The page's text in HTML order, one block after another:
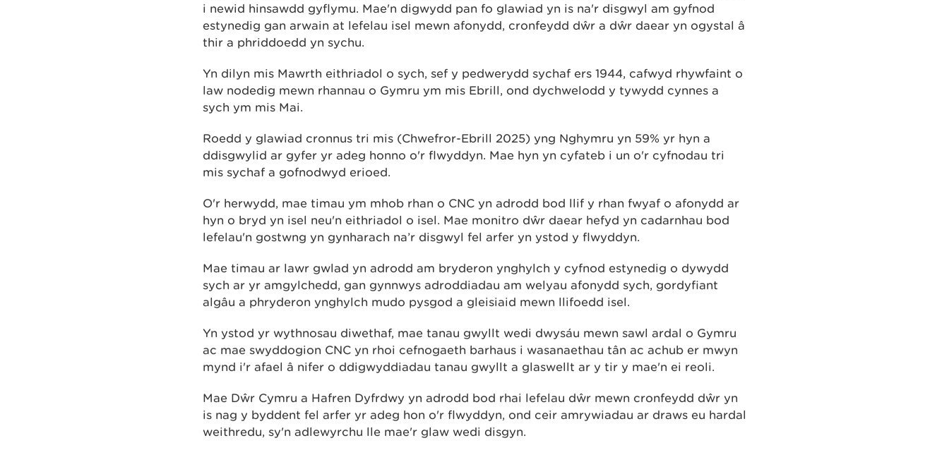
i newid hinsawdd gyflymu. Mae'n digwydd pan fo glawiad yn is na'r disgwyl am gyfnod
estynedig gan arwain at lefelau isel mewn afonydd, cronfeydd dŵr a dŵr daear yn ogystal â
thir a phriddoedd yn sychu.
Yn dilyn mis Mawrth eithriadol o sych, sef y pedwerydd sychaf ers 1944, cafwyd rhywfaint o
law nodedig mewn rhannau o Gymru ym mis Ebrill, ond dychwelodd y tywydd cynnes a
sych ym mis Mai.
Roedd y glawiad cronnus tri mis (Chwefror-Ebrill 2025) yng Nghymru yn 59% yr hyn a
ddisgwylid ar gyfer yr adeg honno o'r flwyddyn. Mae hyn yn cyfateb i un o'r cyfnodau tri
mis sychaf a gofnodwyd erioed.
O'r herwydd, mae timau ym mhob rhan o CNC yn adrodd bod llif y rhan fwyaf o afonydd ar
hyn o bryd yn isel neu'n eithriadol o isel. Mae monitro dŵr daear hefyd yn cadarnhau bod
lefelau'n gostwng yn gynharach na’r disgwyl fel arfer yn ystod y flwyddyn.
Mae timau ar lawr gwlad yn adrodd am bryderon ynghylch y cyfnod estynedig o dywydd
sych ar yr amgylchedd, gan gynnwys adroddiadau am welyau afonydd sych, gordyfiant
algâu a phryderon ynghylch mudo pysgod a gleisiaid mewn llifoedd isel.
Yn ystod yr wythnosau diwethaf, mae tanau gwyllt wedi dwysáu mewn sawl ardal o Gymru
ac mae swyddogion CNC yn rhoi cefnogaeth barhaus i wasanaethau tân ac achub er mwyn
mynd i'r afael â nifer o ddigwyddiadau tanau gwyllt a glaswellt ar y tir y mae'n ei reoli.
Mae Dŵr Cymru a Hafren Dyfrdwy yn adrodd bod rhai lefelau dŵr mewn cronfeydd dŵr yn
is nag y byddent fel arfer yr adeg hon o'r flwyddyn, ond ceir amrywiadau ar draws eu hardal
weithredu, sy'n adlewyrchu lle mae'r glaw wedi disgyn.